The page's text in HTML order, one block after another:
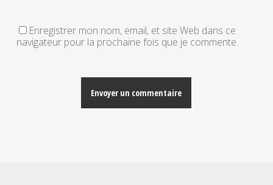
Enregistrer mon nom, email, et site Web dans ce
navigateur pour la prochaine fois que je commente.